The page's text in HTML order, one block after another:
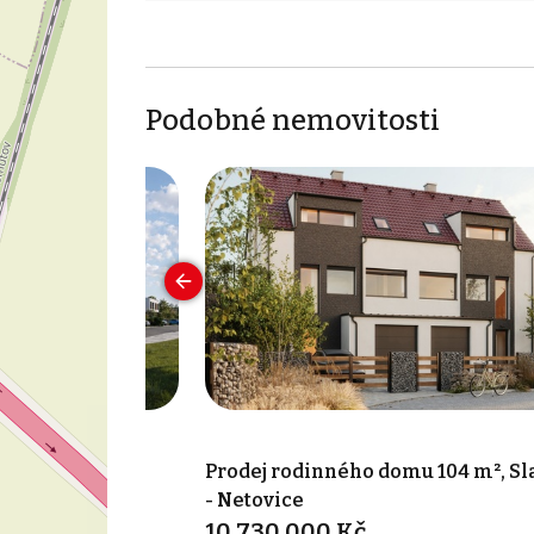
Podobné nemovitosti
127 m²,
Prodej rodinného domu 104 m²,
- Netovice